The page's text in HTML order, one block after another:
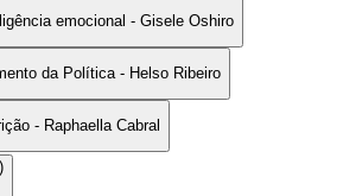
emocional - Gisele Oshiro
da Política - Helso Ribeiro
- Raphaella Cabral